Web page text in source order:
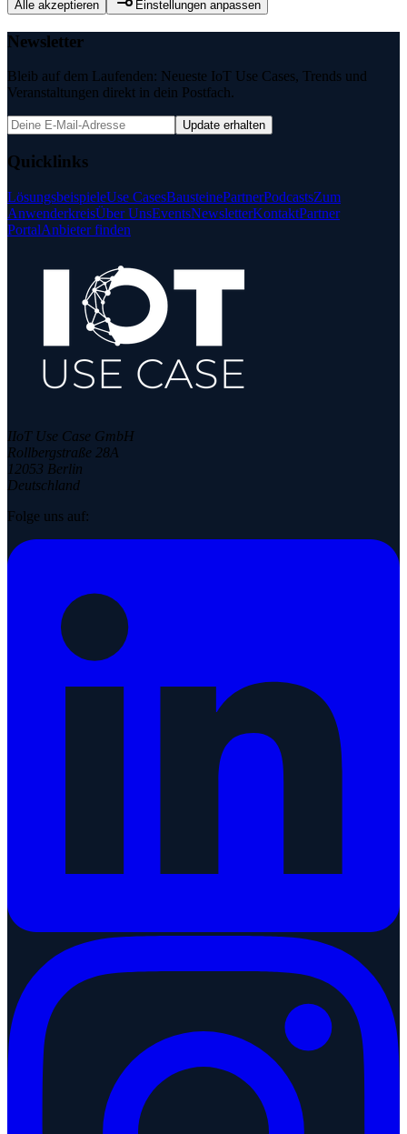
Alle akzeptieren Einstellungen anpassen
Newsletter
Bleib auf dem Laufenden: Neueste IoT Use Cases, Trends und
Veranstaltungen direkt in dein Postfach.
Update erhalten
Quicklinks
LösungsbeispieleUse CasesBausteinePartnerPodcastsZum
AnwenderkreisÜber UnsEventsNewsletterKontaktPartner
PortalAnbieter finden
IIoT Use Case GmbH
Rollbergstraße 28A
12053 Berlin
Deutschland
Folge uns auf: